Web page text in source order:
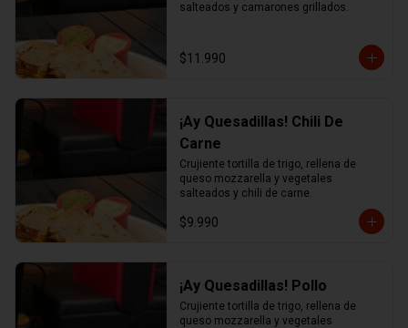
salteados y camarones grillados.
$11.990
¡Ay Quesadillas! Chili De
Carne
Crujiente tortilla de trigo, rellena de
queso mozzarella y vegetales
salteados y chili de carne.
$9.990
¡Ay Quesadillas! Pollo
Crujiente tortilla de trigo, rellena de
queso mozzarella y vegetales